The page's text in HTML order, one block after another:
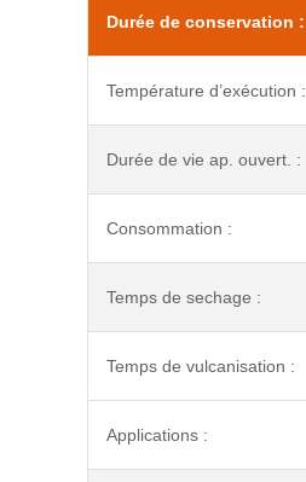
Durée de conservation :
Température d’exécution :
Durée de vie ap. ouvert. :
Consommation :
Temps de sechage :
Temps de vulcanisation :
Applications :